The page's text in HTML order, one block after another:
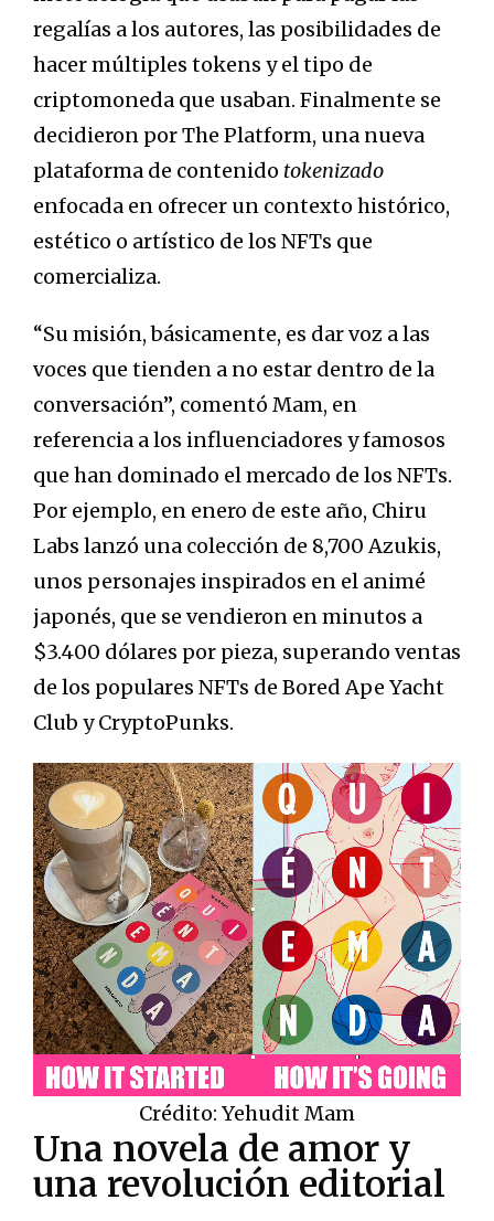
regalías a los autores, las posibilidades de
hacer múltiples tokens y el tipo de
criptomoneda que usaban. Finalmente se
decidieron por The Platform, una nueva
plataforma de contenido tokenizado
enfocada en ofrecer un contexto histórico,
estético o artístico de los NFTs que
comercializa.
“Su misión, básicamente, es dar voz a las
voces que tienden a no estar dentro de la
conversación”, comentó Mam, en
referencia a los influenciadores y famosos
que han dominado el mercado de los NFTs.
Por ejemplo, en enero de este año, Chiru
Labs lanzó una colección de 8,700 Azukis,
unos personajes inspirados en el animé
japonés, que se vendieron en minutos a
$3.400 dólares por pieza, superando ventas
de los populares NFTs de Bored Ape Yacht
Club y CryptoPunks.
Crédito: Yehudit Mam
Una novela de amor y
una revolución editorial